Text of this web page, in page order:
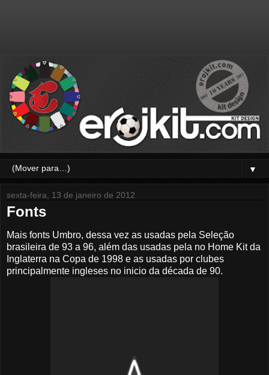
▼
sexta-feira, 13 de janeiro de 2012
Fonts
Mais fonts Umbro, dessa vez as usadas pela Seleção
brasileira de 93 a 96, além das usadas pela no Home Kit da
Inglaterra na Copa de 1998 e as usadas por clubes
principalmente ingleses no inicio da década de 90.